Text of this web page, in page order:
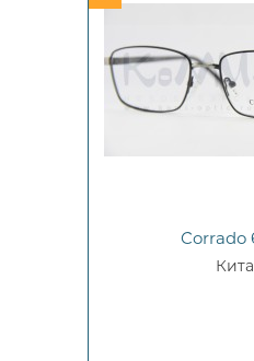
Corrado